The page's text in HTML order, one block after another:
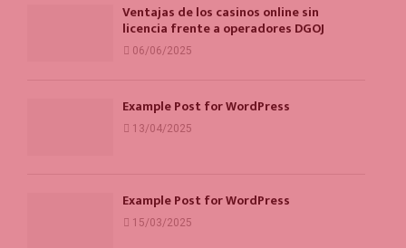
Ventajas de los casinos online sin
licencia frente a operadores DGOJ
06/06/2025
Example Post for WordPress
13/04/2025
Example Post for WordPress
15/03/2025